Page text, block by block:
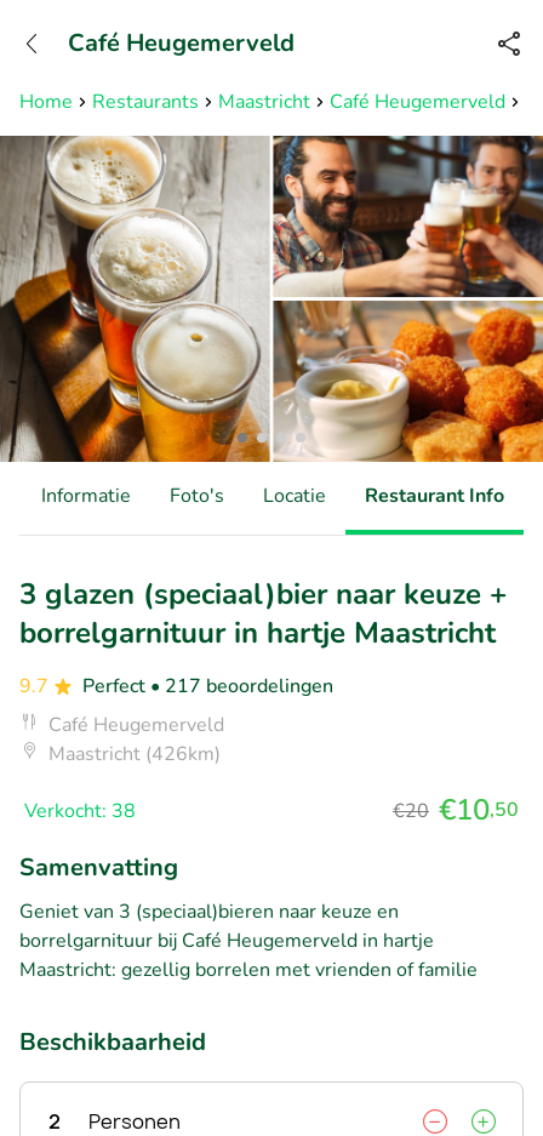
Bereikbaar tot 23:00 uur
Home Restaurants Maastricht Café Heugemerveld
Café Heugemerveld
Informatie Foto's Locatie Restaurant Info
3 glazen (speciaal)bier naar keuze +
borrelgarnituur in hartje Maastricht
9.7 Perfect • 217 beoordelingen
Café Heugemerveld
Maastricht (426km)
Verkocht: 38 €20 €10,50
Samenvatting
Geniet van 3 (speciaal)bieren naar keuze en
borrelgarnituur bij Café Heugemerveld in hartje
Maastricht: gezellig borrelen met vrienden of familie
Beschikbaarheid
2 Personen